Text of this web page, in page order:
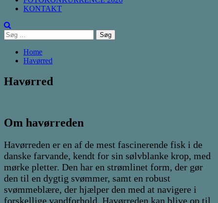
KONTAKT
Søg
efter:
Home
Havørred
Havørred
Om havørreden
Havørreden er en af de mest fascinerende fisk i de
danske farvande, kendt for sin sølvblanke krop, med
mørke pletter. Den har en strømlinet form, der gør
den til en dygtig svømmer, samt en robust
svømmeblære, der hjælper den med at navigere i
forskellige vandforhold. Havørreden kan blive op til